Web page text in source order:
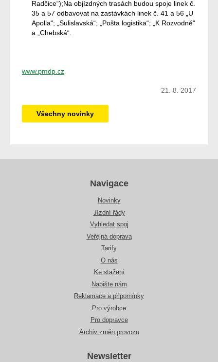
Radčice“);Na objízdných trasách budou spoje linek č.
35 a 57 odbavovat na zastávkách linek č. 41 a 56 „U
Apolla“; „Sulislavská“; „Pošta logistika“; „K Rozvodně“
a „Chebská“.
www.pmdp.cz
21. 8. 2017
Všechny novinky
Navigace
Novinky
Jízdní řády
Vyhledat spoj
Veřejná doprava
Tarify
O nás
Ke stažení
Napište nám
Reklamace a připomínky
Pro výrobce
Pro dopravce
Archiv změn provozu
Newsletter